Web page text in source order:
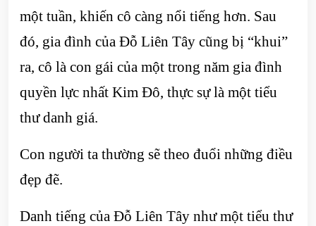
một tuần, khiến cô càng nổi tiếng hơn. Sau
đó, gia đình của Đỗ Liên Tây cũng bị “khui”
ra, cô là con gái của một trong năm gia đình
quyền lực nhất Kim Đô, thực sự là một tiểu
thư danh giá.
Con người ta thường sẽ theo đuổi những điều
đẹp đẽ.
Danh tiếng của Đỗ Liên Tây như một tiểu thư